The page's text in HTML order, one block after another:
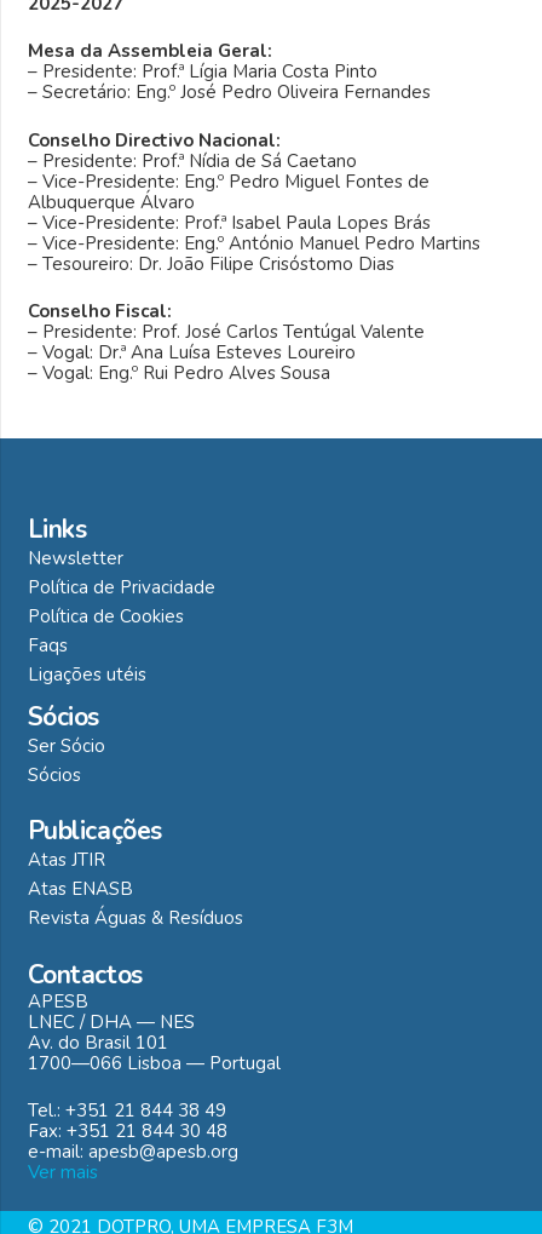
Mesa da Assembleia Geral:
– Presidente: Prof.ª Lígia Maria Costa Pinto
– Secretário: Eng.º José Pedro Oliveira Fernandes
Conselho Directivo Nacional:
– Presidente: Prof.ª Nídia de Sá Caetano
– Vice-Presidente: Eng.º Pedro Miguel Fontes de
Albuquerque Álvaro
– Vice-Presidente: Prof.ª Isabel Paula Lopes Brás
– Vice-Presidente: Eng.º António Manuel Pedro Martins
– Tesoureiro: Dr. João Filipe Crisóstomo Dias
Conselho Fiscal:
– Presidente: Prof. José Carlos Tentúgal Valente
– Vogal: Dr.ª Ana Luísa Esteves Loureiro
– Vogal: Eng.º Rui Pedro Alves Sousa
Links
Newsletter
Política de Privacidade
Política de Cookies
Faqs
Ligações utéis
Sócios
Ser Sócio
Sócios
Publicações
Atas JTIR
Atas ENASB
Revista Águas & Resíduos
Contactos
APESB
LNEC / DHA — NES
Av. do Brasil 101
1700—066 Lisboa — Portugal
Tel.: +351 21 844 38 49
Fax: +351 21 844 30 48
e-mail: apesb@apesb.org
Ver mais
© 2021 DOTPRO, UMA EMPRESA F3M